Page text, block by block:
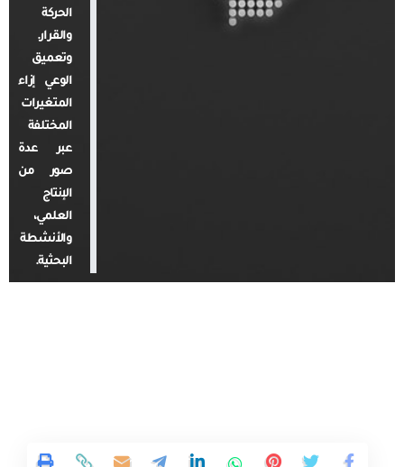
الحركة
والقرار.
وتعميق
الوعي إزاء
المتغيرات
المختلفة
عبر عدة
صور من
الإنتاج
العلمي،
والأنشطة
البحثية.